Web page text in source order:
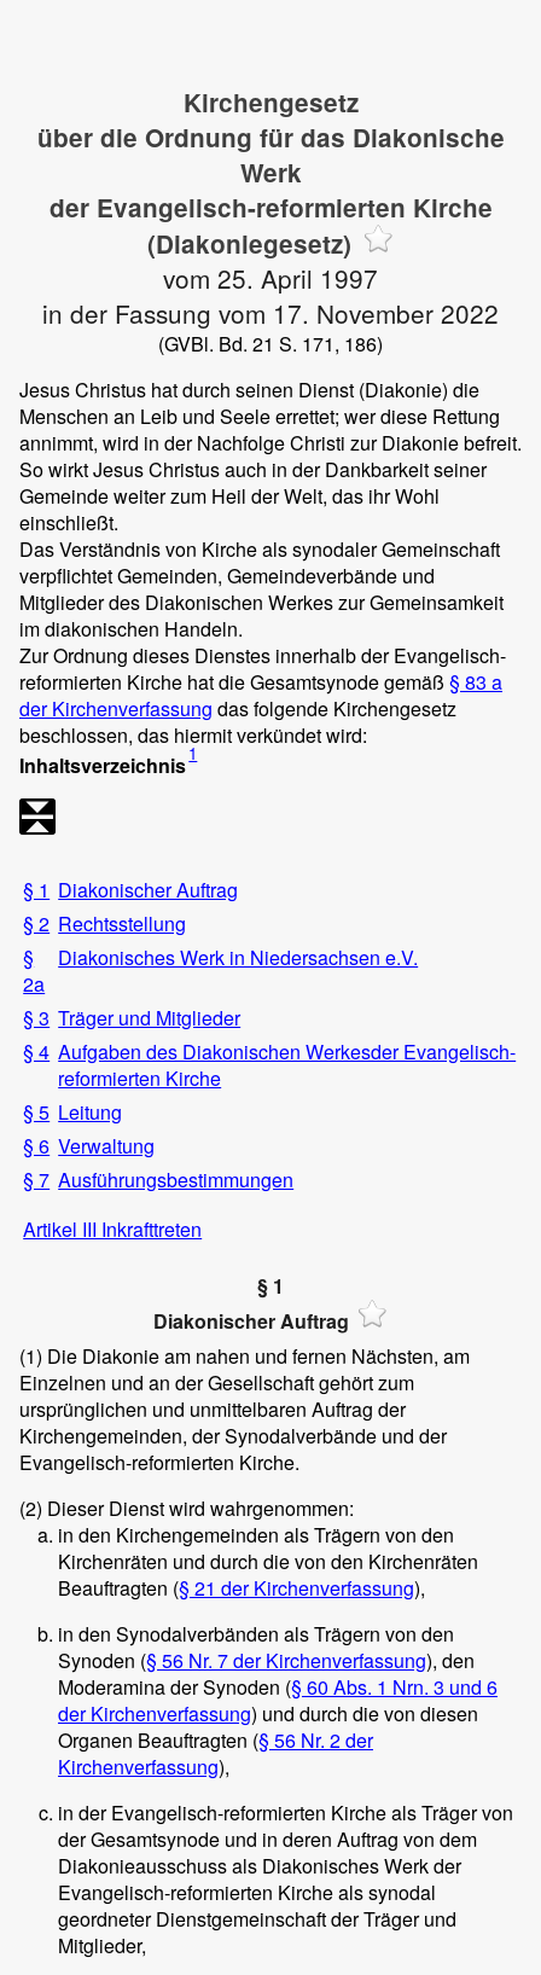
Kirchengesetz
über die Ordnung für das Diakonische
Werk
der Evangelisch-reformierten Kirche
(Diakoniegesetz)
vom 25. April 1997
in der Fassung vom 17. November 2022
(GVBl. Bd. 21 S. 171, 186)
Jesus Christus hat durch seinen Dienst (Diakonie) die
Menschen an Leib und Seele errettet; wer diese Rettung
annimmt, wird in der Nachfolge Christi zur Diakonie befreit.
So wirkt Jesus Christus auch in der Dankbarkeit seiner
Gemeinde weiter zum Heil der Welt, das ihr Wohl
einschließt.
Das Verständnis von Kirche als synodaler Gemeinschaft
verpflichtet Gemeinden, Gemeindeverbände und
Mitglieder des Diakonischen Werkes zur Gemeinsamkeit
im diakonischen Handeln.
Zur Ordnung dieses Dienstes innerhalb der Evangelisch-
reformierten Kirche hat die Gesamtsynode gemäß § 83 a
der Kirchenverfassung das folgende Kirchengesetz
beschlossen, das hiermit verkündet wird:
Inhaltsverzeichnis1
§ 1 Diakonischer Auftrag
§ 2 Rechtsstellung
§
2a
Diakonisches Werk in Niedersachsen e.V.
§ 3 Träger und Mitglieder
§ 4 Aufgaben des Diakonischen Werkesder Evangelisch-
reformierten Kirche
§ 5 Leitung
§ 6 Verwaltung
§ 7 Ausführungsbestimmungen
Artikel III Inkrafttreten
§ 1
Diakonischer Auftrag
(1) Die Diakonie am nahen und fernen Nächsten, am
Einzelnen und an der Gesellschaft gehört zum
ursprünglichen und unmittelbaren Auftrag der
Kirchengemeinden, der Synodalverbände und der
Evangelisch-reformierten Kirche.
(2) Dieser Dienst wird wahrgenommen:
in den Kirchengemeinden als Trägern von den
Kirchenräten und durch die von den Kirchenräten
Beauftragten (§ 21 der Kirchenverfassung),
in den Synodalverbänden als Trägern von den
Synoden (§ 56 Nr. 7 der Kirchenverfassung), den
Moderamina der Synoden (§ 60 Abs. 1 Nrn. 3 und 6
der Kirchenverfassung) und durch die von diesen
Organen Beauftragten (§ 56 Nr. 2 der
Kirchenverfassung),
in der Evangelisch-reformierten Kirche als Träger von
der Gesamtsynode und in deren Auftrag von dem
Diakonieausschuss als Diakonisches Werk der
Evangelisch-reformierten Kirche als synodal
geordneter Dienstgemeinschaft der Träger und
Mitglieder,